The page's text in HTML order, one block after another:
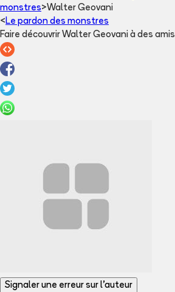
monstres>Walter Geovani
< Le pardon des monstres
Faire découvrir Walter Geovani à des amis
Signaler une erreur sur l'auteur